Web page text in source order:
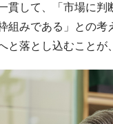
貫して、「市場に
組みである」との
と落とし込むことが